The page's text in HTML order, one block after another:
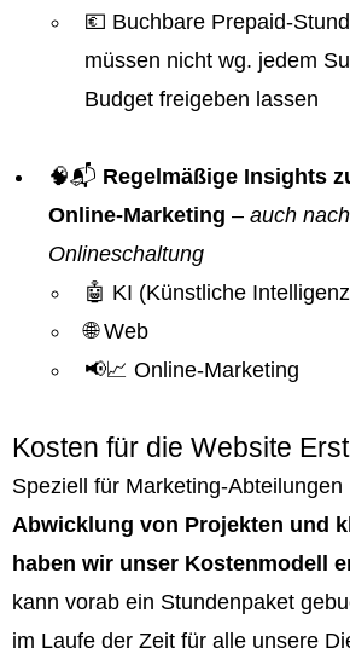
💶 Buchbare Prepaid-
müssen nicht wg. jedem
Budget freigeben lassen
🧠📬 Regelmäßige Insights
Online-Marketing – auch
Onlineschaltung
🤖 KI (Künstliche
🌐 Web
📢📈 Online-Marketing
Kosten für die Website
Speziell für Marketing-Abteilungen
Abwicklung von Projekten und
haben wir unser Kostenmodell
kann vorab ein Stundenpaket
im Laufe der Zeit für alle unsere